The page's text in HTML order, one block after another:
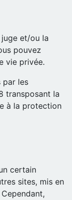
et/ou la
pouvez
vie privée.
par les
transposant la
à la protection
certain
sites, mis en